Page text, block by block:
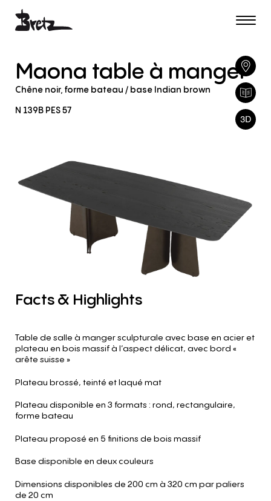
Maona table à manger
Chêne noir, forme bateau / base Indian brown
N 139B PES57
Facts& Highlights
Table de salle à manger sculpturale avec base en acier et
plateau en bois massif à l’aspect délicat, avec bord «
arête suisse »
Plateau brossé, teinté et laqué mat
Plateau disponible en 3 formats : rond, rectangulaire,
forme bateau
Plateau proposé en 5 finitions de bois massif
Base disponible en deux couleurs
Dimensions disponibles de 200 cm à 320 cm par paliers
de 20 cm